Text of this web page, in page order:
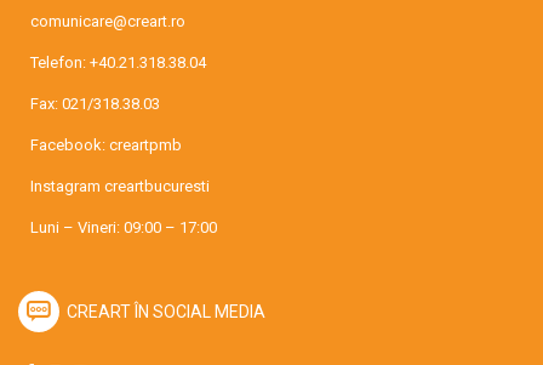
comunicare@creart.ro
Telefon: +40.21.318.38.04
Fax: 021/318.38.03
Facebook: creartpmb
Instagram creartbucuresti
Luni – Vineri: 09:00 – 17:00
CREART ÎN SOCIAL MEDIA